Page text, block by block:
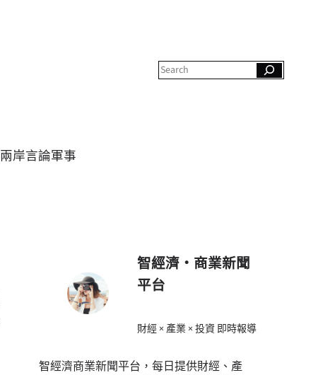
c
兩岸言論軍事
智經濟・商業新聞
平台
財經 × 產業 × 投資 即時報導
智經濟商業新聞平台，每日提供財經、產